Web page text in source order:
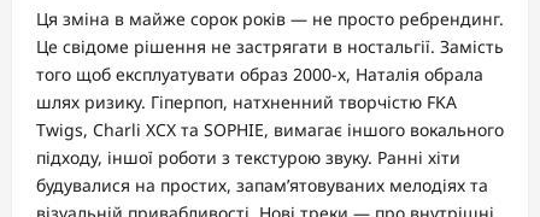
Ця зміна в майже сорок років — не просто ребрендинг.
Це свідоме рішення не застрягати в ностальгії. Замість
того щоб експлуатувати образ 2000-х, Наталія обрала
шлях ризику. Гіперпоп, натхненний творчістю FKA
Twigs, Charli XCX та SOPHIE, вимагає іншого вокального
підходу, іншої роботи з текстурою звуку. Ранні хіти
будувалися на простих, запам’ятовуваних мелодіях та
візуальній привабливості. Нові треки — про внутрішні